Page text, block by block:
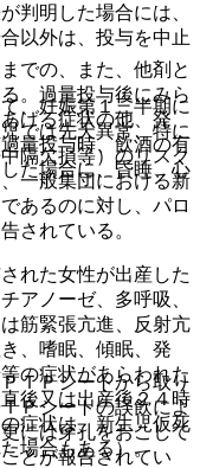
での、また、他剤と
。過量投与後にみら
げる症状の他、発
量投与時、飲酒の有
た場合に、昏睡、心
ＴＰシートから取り
Ｐシートの誤飲によ
には穿孔をおこして
とが報告されてい
判明した場合には、
以外は、投与を中止
、妊娠第１三半期に
では先天異常、特に
隔欠損等）のリスク
一般集団における新
あるのに対し、パロ
されている。
れた女性が出産した
アノーゼ、多呼吸、
筋緊張亢進、反射亢
、嗜眠、傾眠、発
の症状があらわれた
後又は出産後２４時
症状は、新生児仮死
場合もある）。